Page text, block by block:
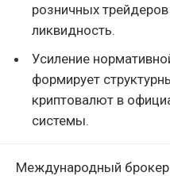
розничных трейдеров
ликвидность.
Усиление
формирует
криптовалют в
системы.
Международный брокер